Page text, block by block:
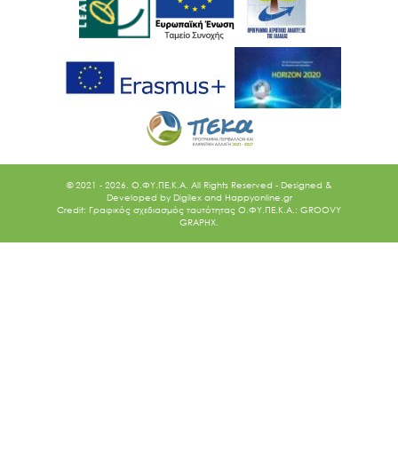
Ακολουθήστε μας
© 2021 - 2026. O.ΦΥ.ΠΕ.Κ.Α. All Rights Reserved - Designed &
Developed by Digilex and Happyonline.gr
Credit: Γραφικός σχεδιασμός ταυτότητας Ο.ΦΥ.ΠΕ.Κ.Α.: GROOVY
GRAPHX.